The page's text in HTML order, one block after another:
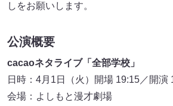
しをお願いします。
公演概要
cacaoネタライブ「全部学校」
日時：4月1日（火）開場 19:15／開演
会場：よしもと漫才劇場